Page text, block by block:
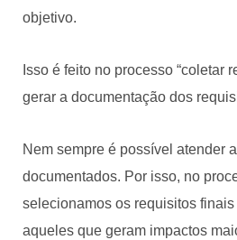
objetivo.
Isso é feito no processo “coletar
gerar a documentação dos
Nem sempre é possível atender
documentados. Por isso, no
selecionamos os requisitos
aqueles que geram impactos